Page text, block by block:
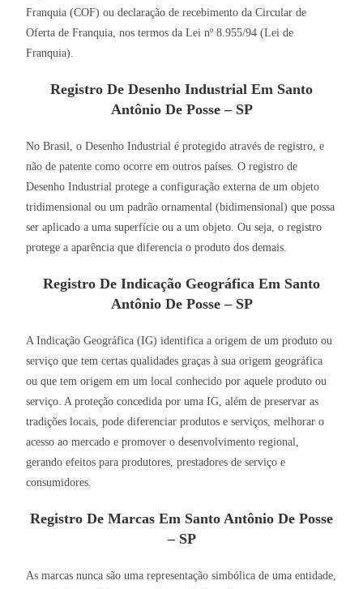
Franquia (COF) ou declaração de recebimento da Circular de
Oferta de Franquia, nos termos da Lei nº 8.955/94 (Lei de
Franquia).
Registro De Desenho Industrial Em Santo
Antônio De Posse – SP
No Brasil, o Desenho Industrial é protegido através de registro, e
não de patente como ocorre em outros países. O registro de
Desenho Industrial protege a configuração externa de um objeto
tridimensional ou um padrão ornamental (bidimensional) que possa
ser aplicado a uma superfície ou a um objeto. Ou seja, o registro
protege a aparência que diferencia o produto dos demais.
Registro De Indicação Geográfica Em Santo
Antônio De Posse – SP
A Indicação Geográfica (IG) identifica a origem de um produto ou
serviço que tem certas qualidades graças à sua origem geográfica
ou que tem origem em um local conhecido por aquele produto ou
serviço. A proteção concedida por uma IG, além de preservar as
tradições locais, pode diferenciar produtos e serviços, melhorar o
acesso ao mercado e promover o desenvolvimento regional,
gerando efeitos para produtores, prestadores de serviço e
consumidores.
Registro De Marcas Em Santo Antônio De Posse
– SP
As marcas nunca são uma representação simbólica de uma entidade,